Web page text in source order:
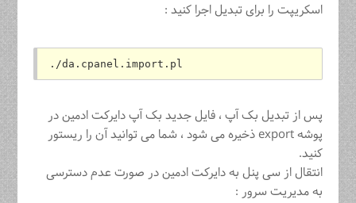
اسکریپت را برای تبدیل اجرا کنید :
./da.cpanel.import.pl
پس از تبدیل بک آپ ، فایل جدید بک آپ دایرکت ادمین در
پوشه export ذخیره می شود ، شما می توانید آن را ریستور
کنید.
انتقال از سی پنل به دایرکت ادمین در صورت عدم دسترسی
به مدیریت سرور :